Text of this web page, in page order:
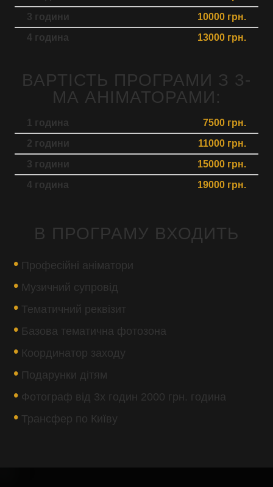
3 години
10000 грн.
4 година
13000 грн.
ВАРТІСТЬ ПРОГРАМИ З 3-
МА АНІМАТОРАМИ:
1 година
7500 грн.
2 години
11000 грн.
3 години
15000 грн.
4 година
19000 грн.
В ПРОГРАМУ ВХОДИТЬ
Професійні аніматори
Музичний супровід
Тематичний реквізит
Базова тематична фотозона
Координатор заходу
Подарунки дітям
Фотограф від 3х годин 2000 грн. година
Трансфер по Київу